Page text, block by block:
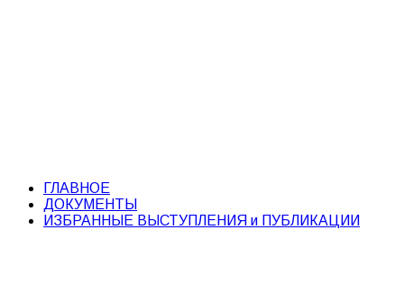
ГЛАВНОЕ
ДОКУМЕНТЫ
ИЗБРАННЫЕ ВЫСТУПЛЕНИЯ и ПУБЛИКАЦИИ